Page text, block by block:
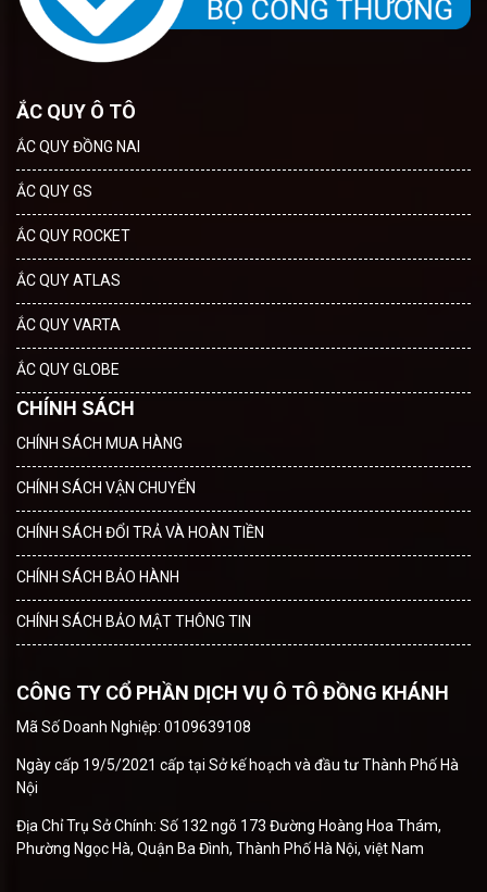
ẮC QUY Ô TÔ
ẮC QUY ĐỒNG NAI
ẮC QUY GS
ẮC QUY ROCKET
ẮC QUY ATLAS
ẮC QUY VARTA
ẮC QUY GLOBE
CHÍNH SÁCH
CHÍNH SÁCH MUA HÀNG
CHÍNH SÁCH VẬN CHUYỂN
CHÍNH SÁCH ĐỔI TRẢ VÀ HOÀN TIỀN
CHÍNH SÁCH BẢO HÀNH
CHÍNH SÁCH BẢO MẬT THÔNG TIN
CÔNG TY CỔ PHẦN DỊCH VỤ Ô TÔ ĐỒNG KHÁNH
Mã Số Doanh Nghiệp: 0109639108
Ngày cấp 19/5/2021 cấp tại Sở kế hoạch và đầu tư Thành Phố Hà
Nội
Địa Chỉ Trụ Sở Chính: Số 132 ngõ 173 Đường Hoàng Hoa Thám,
Phường Ngọc Hà, Quận Ba Đình, Thành Phố Hà Nội, việt Nam